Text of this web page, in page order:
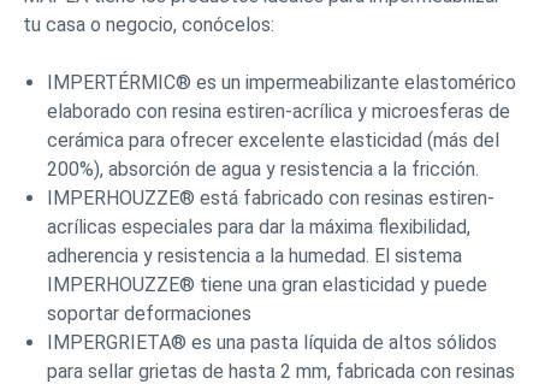
tu casa o negocio, conócelos:
IMPERTÉRMIC® es un impermeabilizante elastomérico
elaborado con resina estiren-acrílica y microesferas de
cerámica para ofrecer excelente elasticidad (más del
200%), absorción de agua y resistencia a la fricción.
IMPERHOUZZE® está fabricado con resinas estiren-
acrílicas especiales para dar la máxima flexibilidad,
adherencia y resistencia a la humedad. El sistema
IMPERHOUZZE® tiene una gran elasticidad y puede
soportar deformaciones
IMPERGRIETA® es una pasta líquida de altos sólidos
para sellar grietas de hasta 2 mm, fabricada con resinas